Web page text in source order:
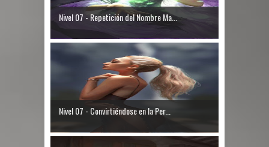
Nivel 07 - Repetición del Nombre Ma...
Nivel 07 - Convirtiéndose en la Per...